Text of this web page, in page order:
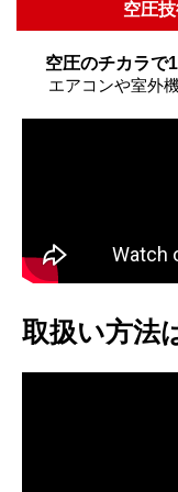
空圧
空圧のチカラで
エアコンや室外
取扱い方法